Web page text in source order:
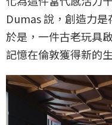
Dumas 說，創造力是
於是，一件古老玩具
記憶在倫敦獲得新的